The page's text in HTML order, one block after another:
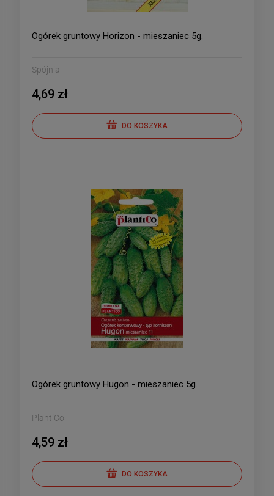
Ogórek gruntowy Horizon - mieszaniec 5g.
Spójnia
4,69 zł
DO KOSZYKA
Ogórek gruntowy Hugon - mieszaniec 5g.
PlantiCo
4,59 zł
DO KOSZYKA